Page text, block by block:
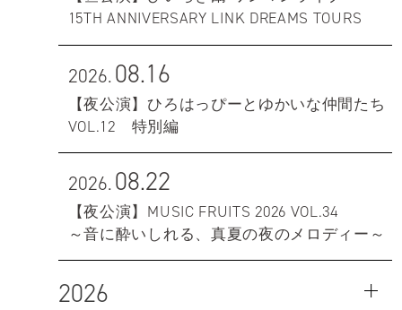
15TH ANNIVERSARY LINK DREAMS TOURS
2026.08.16
【夜公演】ひろはっぴーとゆかいな仲間たち
VOL.12 特別編
2026.08.22
【夜公演】MUSIC FRUITS 2026 VOL.34
～音に酔いしれる、真夏の夜のメロディー～
2026